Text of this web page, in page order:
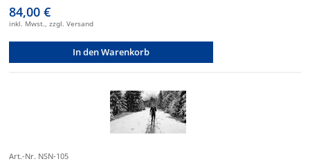
84,00 €
inkl. Mwst., zzgl. Versand
In den Warenkorb
Art.-Nr. NSN-105